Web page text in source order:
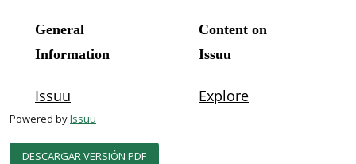
Powered byIssuu
DESCARGAR VERSIÓN PDF